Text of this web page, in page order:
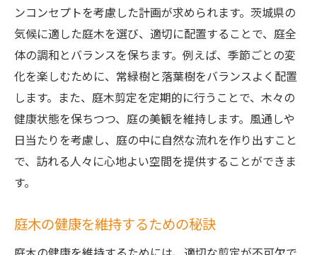
ンコンセプトを考慮した計画が求められます。茨城県の
気候に適した庭木を選び、適切に配置することで、庭全
体の調和とバランスを保ちます。例えば、季節ごとの変
化を楽しむために、常緑樹と落葉樹をバランスよく配置
します。また、庭木剪定を定期的に行うことで、木々の
健康状態を保ちつつ、庭の美観を維持します。風通しや
日当たりを考慮し、庭の中に自然な流れを作り出すこと
で、訪れる人々に心地よい空間を提供することができま
す。
庭木の健康を維持するための秘訣